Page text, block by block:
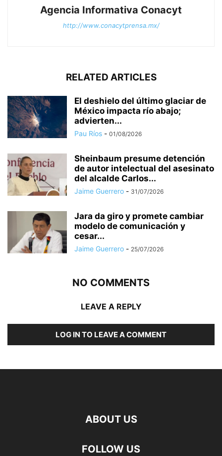
Agencia Informativa Conacyt
http://www.conacytprensa.mx/
RELATED ARTICLES
El deshielo del último glaciar de
México impacta río abajo;
advierten...
Pau Ríos - 01/08/2026
Sheinbaum presume detención
de autor intelectual del asesinato
del alcalde Carlos...
Jaime Guerrero - 31/07/2026
Jara da giro y promete cambiar
modelo de comunicación y
cesar...
Jaime Guerrero - 25/07/2026
NO COMMENTS
LEAVE A REPLY
LOG IN TO LEAVE A COMMENT
ABOUT US
FOLLOW US